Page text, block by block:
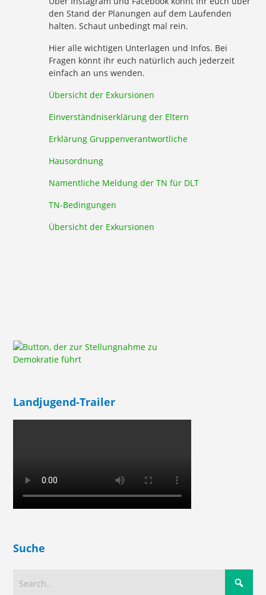
den Stand der Planungen auf dem Laufenden
halten. Schaut unbedingt mal rein.
Hier alle wichtigen Unterlagen und Infos. Bei
Fragen könnt ihr euch natürlich auch jederzeit
einfach an uns wenden.
Übersicht der Exkursionen
Einverständniserklärung der Eltern
Erklärung Gruppenverantwortliche
Hausordnung
Namentliche Meldung der TN für DLT
TN-Bedingungen
Übersicht der Exkursionen
Landjugend-Trailer
Suche